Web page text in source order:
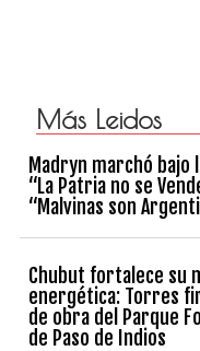
Más Leidos
Madryn marchó bajo
“La Patria no se
“Malvinas son
Chubut fortalece su
energética: Torres
de obra del Parque
de Paso de Indios